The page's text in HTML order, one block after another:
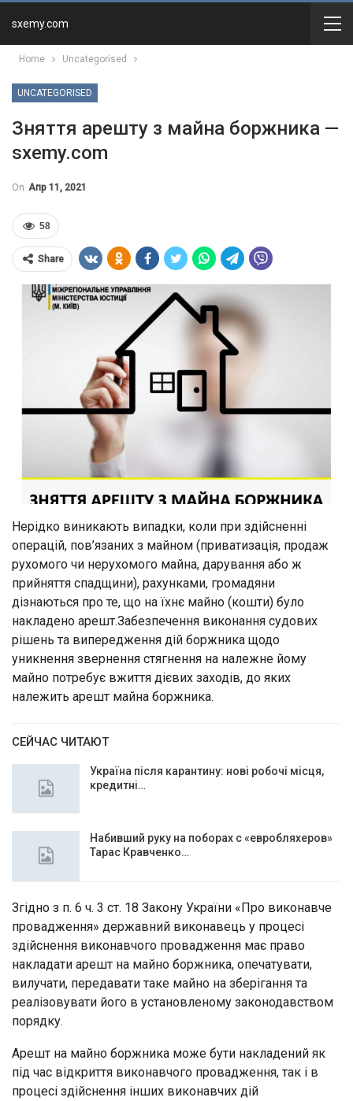
sxemy.com
Home Uncategorised
UNCATEGORISED
Зняття арешту з майна боржника —
sxemy.com
On Апр 11, 2021
58
Share
Нерідко виникають випадки, коли при здійсненні
операцій, пов’язаних з майном (приватизація, продаж
рухомого чи нерухомого майна, дарування або ж
прийняття спадщини), рахунками, громадяни
дізнаються про те, що на їхнє майно (кошти) було
накладено арешт.Забезпечення виконання судових
рішень та випередження дій боржника щодо
уникнення звернення стягнення на належне йому
майно потребує вжиття дієвих заходів, до яких
належить арешт майна боржника.
СЕЙЧАС ЧИТАЮТ
Україна після карантину: нові робочі місця,
кредитні…
Набивший руку на поборах с «евробляхеров»
Тарас Кравченко…
Згідно з п. 6 ч. 3 ст. 18 Закону України «Про виконавче
провадження» державний виконавець у процесі
здійснення виконавчого провадження має право
накладати арешт на майно боржника, опечатувати,
вилучати, передавати таке майно на зберігання та
реалізовувати його в установленому законодавством
порядку.
Арешт на майно боржника може бути накладений як
під час відкриття виконавчого провадження, так і в
процесі здійснення інших виконавчих дій